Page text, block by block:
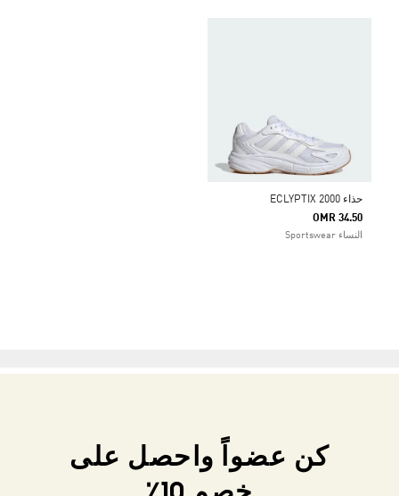
حذاء ECLYPTIX 2000
OMR 34.50
النساء Sportswear
كن عضواً واحصل على